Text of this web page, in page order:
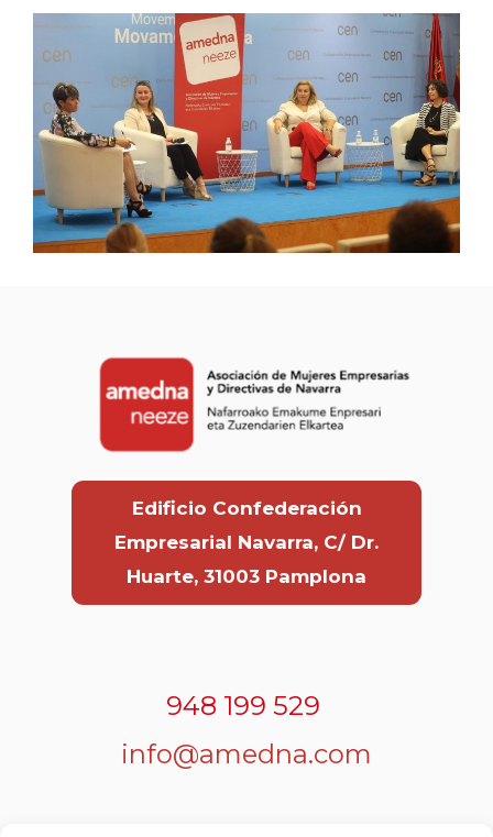
Edificio Confederación
Empresarial Navarra, C/ Dr.
Huarte, 31003 Pamplona
948 199 529
info@amedna.com